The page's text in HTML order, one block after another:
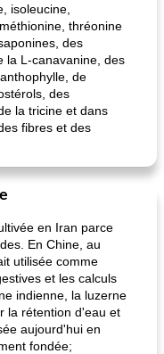
isoleucine,
thréonine
des
la L-canavanine, des
de
des
la tricine et dans
fibres et des
en Iran parce
En Chine, au
utilisée comme
et les calculs
indienne, la luzerne
la rétention d'eau et
aujourd'hui en
fondée;